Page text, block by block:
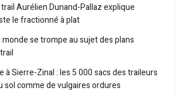
Aurélien Dunand-Pallaz explique
le fractionné à plat
se trompe au sujet des plans
à Sierre-Zinal : les 5 000 sacs des traileurs
sol comme de vulgaires ordures